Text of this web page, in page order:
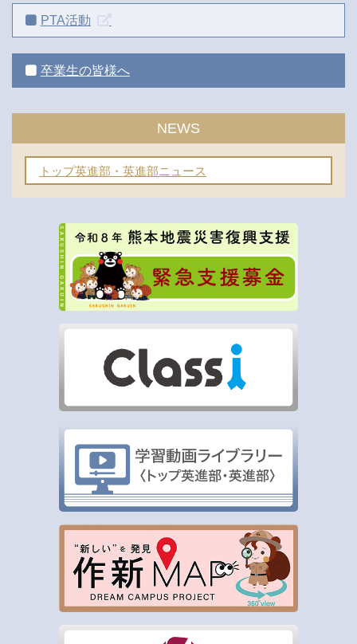
PTA活動
卒業生の皆様へ
NEWS
トップ英進部・英進部ニュース